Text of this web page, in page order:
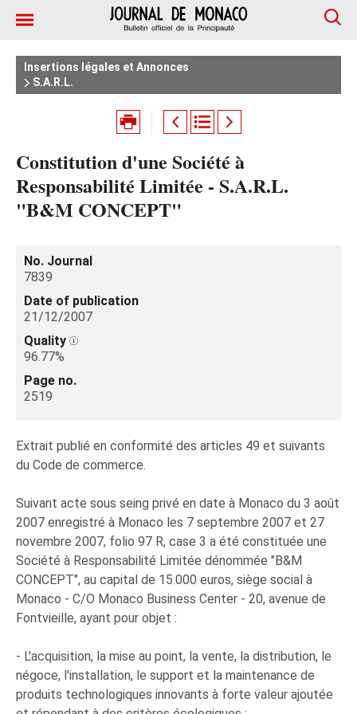
Insertions légales et Annonces
S.A.R.L.
Constitution d'une Société à
Responsabilité Limitée - S.A.R.L.
"B&M CONCEPT"
No. Journal
7839
Date of publication
21/12/2007
Quality
96.77%
Page no.
2519
Extrait publié en conformité des articles 49 et suivants
du Code de commerce.
Suivant acte sous seing privé en date à Monaco du 3 août
2007 enregistré à Monaco les 7 septembre 2007 et 27
novembre 2007, folio 97 R, case 3 a été constituée une
Société à Responsabilité Limitée dénommée "B&M
CONCEPT", au capital de 15.000 euros, siège social à
Monaco - C/O Monaco Business Center - 20, avenue de
Fontvieille, ayant pour objet :
- L'acquisition, la mise au point, la vente, la distribution, le
négoce, l'installation, le support et la maintenance de
produits technologiques innovants à forte valeur ajoutée